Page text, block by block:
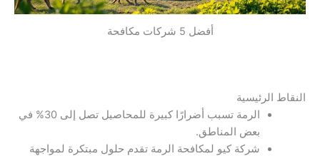
أفضل 5 شركات مكافحة
النقاط الرئيسية
الرمة تسبب أضرارًا كبيرة للمحاصيل تصل إلى 30% في
بعض المناطق.
شركة كيو لمكافحة الرمة تقدم حلول مبتكرة لمواجهة